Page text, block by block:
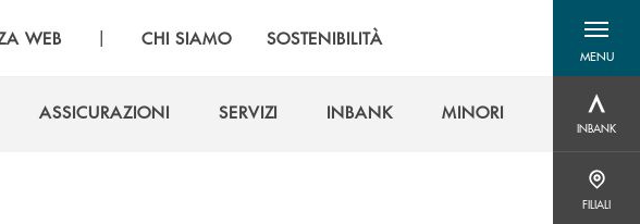
WEB | CHI SIAMO SOSTENIBILITÀ
MENU
menu
INBANK
INBANK
FILIALI
ASSICURAZIONI
SERVIZI
INBANK
MINORI